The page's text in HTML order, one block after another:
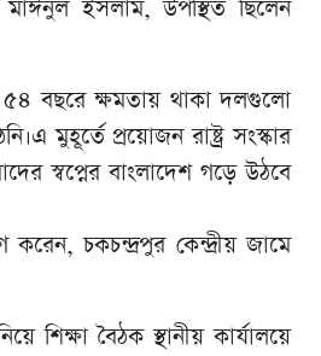
ইসলাম, উপস্থিত ছিলেন
বছরে ক্ষমতায় থাকা দলগুলো
মুহূর্তে প্রয়োজন রাষ্ট্র সংস্কার
স্বপ্নের বাংলাদেশ গড়ে উঠবে
চকচন্দ্রপুর কেন্দ্রীয় জামে
শিক্ষা বৈঠক স্থানীয় কার্যালয়ে